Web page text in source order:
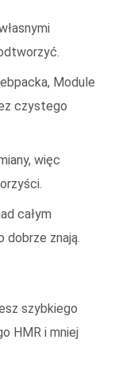
Module
czystego
więc
całym
dobrze znają.
szybkiego
HMR i mniej